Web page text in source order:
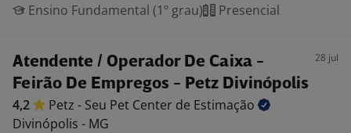
Ensino Fundamental (1º grau)
Presencial
Atendente / Operador De Caixa -
Feirão De Empregos - Petz Divinópolis
28 jul
4,2 Petz - Seu Pet Center de Estimação
Divinópolis - MG